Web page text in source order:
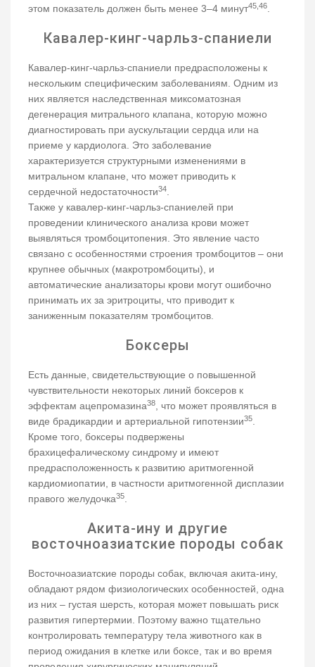
этом показатель должен быть менее 3–4 минут45,46
Кавалер-кинг-чарльз-спаниели
Кавалер-кинг-чарльз-спаниели предрасположены к
нескольким специфическим заболеваниям. Одним из
них является наследственная миксоматозная
дегенерация митрального клапана, которую можно
диагностировать при аускультации сердца или на
приеме у кардиолога. Это заболевание
характеризуется структурными изменениями в
митральном клапане, что может приводить к
сердечной недостаточности34
Также у кавалер-кинг-чарльз-спаниелей при
проведении клинического анализа крови может
выявляться тромбоцитопения. Это явление часто
связано с особенностями строения тромбоцитов – они
крупнее обычных (макротромбоциты), и
автоматические анализаторы крови могут ошибочно
принимать их за эритроциты, что приводит к
заниженным показателям тромбоцитов.
Боксеры
Есть данные, свидетельствующие о повышенной
чувствительности некоторых линий боксеров к
эффектам ацепромазина38
, что может проявляться в
виде брадикардии и артериальной гипотензии35
Кроме того, боксеры подвержены
брахицефалическому синдрому и имеют
предрасположенность к развитию аритмогенной
кардиомиопатии, в частности аритмогенной дисплазии
правого желудочка35
Акита-ину и другие
восточноазиатские породы собак
Восточноазиатские породы собак, включая акита-ину,
обладают рядом физиологических особенностей, одна
из них – густая шерсть, которая может повышать риск
развития гипертермии. Поэтому важно тщательно
контролировать температуру тела животного как в
период ожидания в клетке или боксе, так и во время